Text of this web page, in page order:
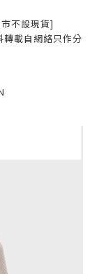
不設現貨]
載自網絡只作分